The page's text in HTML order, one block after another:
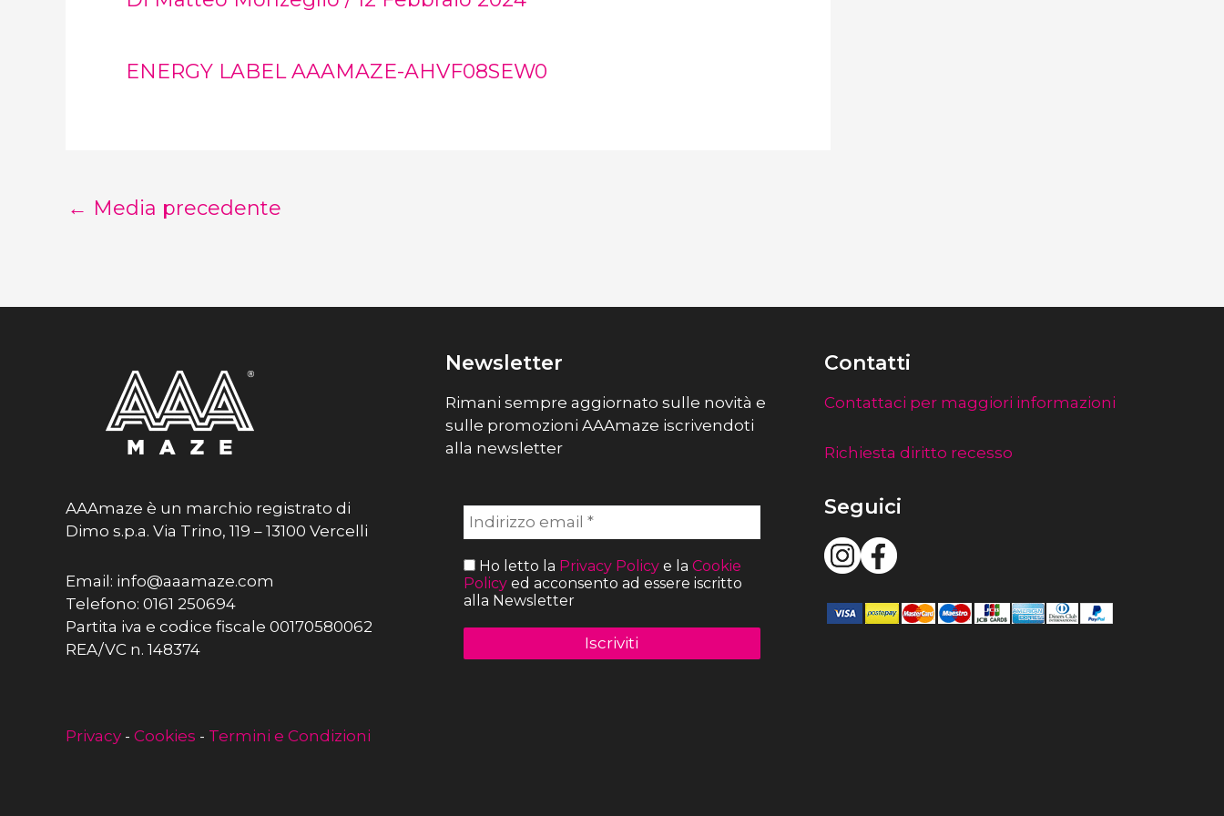
ENERGY LABEL AAAMAZE-AHVF08SEW0
← Media precedente
AAAmaze è un marchio registrato di
Dimo s.p.a. Via Trino, 119 – 13100 Vercelli
Email: info@aaamaze.com
Telefono: 0161 250694
Partita iva e codice fiscale 00170580062
REA/VC n. 148374
Privacy - Cookies - Termini e Condizioni
Newsletter
Rimani sempre aggiornato sulle novità e
sulle promozioni AAAmaze iscrivendoti
alla newsletter
Ho letto la Privacy Policye la Cookie
Policyed acconsento ad essere iscritto
alla Newsletter
Contatti
Contattaci per maggiori informazioni
Richiesta diritto recesso
Seguici